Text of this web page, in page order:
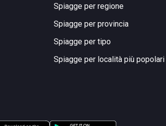
Spiagge per regione
Spiagge per provincia
Spiagge per tipo
Spiagge per località più popolari